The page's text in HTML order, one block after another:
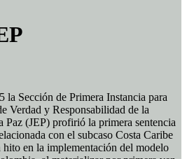
la Sección de Primera Instancia para
Verdad y Responsabilidad de la
Paz (JEP) profirió la primera sentencia
con el subcaso Costa Caribe
en la implementación del modelo